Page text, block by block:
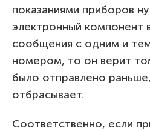
показаниями приборов
электронный компонент
сообщения с одним и
номером, то он верит
было отправлено
отбрасывает.
Соответственно, если